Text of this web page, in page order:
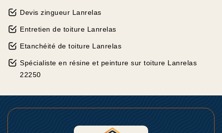
Devis zingueur Lanrelas
Entretien de toiture Lanrelas
Etanchéité de toiture Lanrelas
Spécialiste en résine et peinture sur toiture Lanrelas
22250